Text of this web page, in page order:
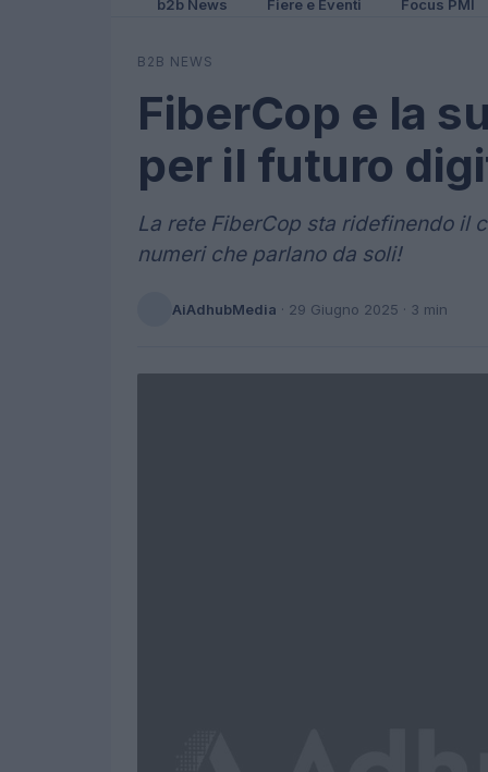
b2b News Fiere e Eventi Focus PMI
B2B NEWS
FiberCop e la
per il futuro
La rete FiberCop sta ridefinendo il
numeri che parlano da soli!
AiAdhubMedia · 29 Giugno 2025 · 3 min